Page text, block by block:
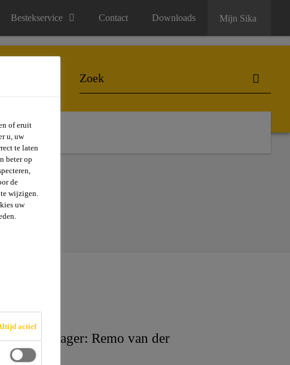
Bestekservice Contact Downloads Mijn Sika
Manager: Remo van der
of eruit
u, uw
te laten
beter op
de
wijzigen.
uw
actief